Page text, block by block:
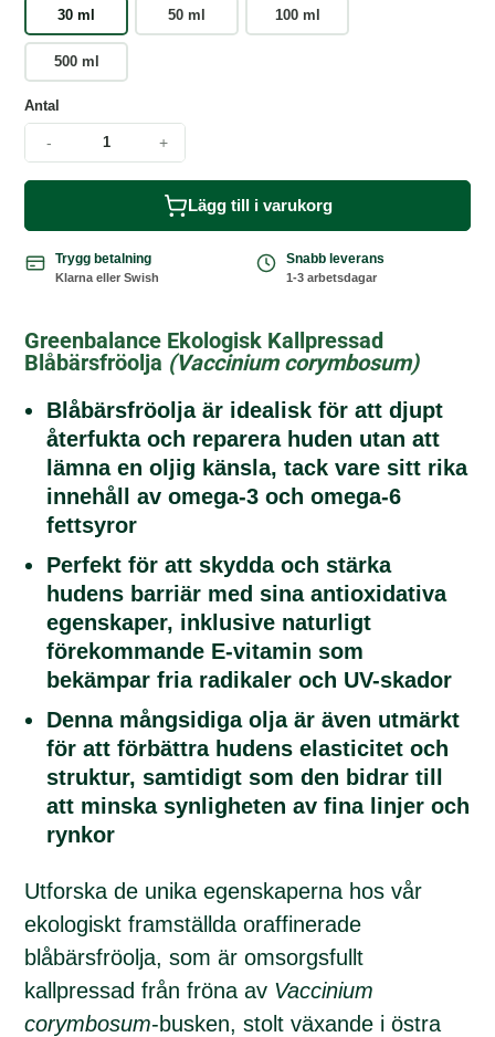
30 ml 50 ml 100 ml
500 ml
Antal
- +
Lägg till i varukorg
Trygg betalning
Klarna eller Swish
Snabb leverans
1-3 arbetsdagar
Greenbalance Ekologisk Kallpressad
Blåbärsfröolja (Vaccinium corymbosum)
Blåbärsfröolja är idealisk för att djupt
återfukta och reparera huden utan att
lämna en oljig känsla, tack vare sitt rika
innehåll av omega-3 och omega-6
fettsyror
Perfekt för att skydda och stärka
hudens barriär med sina antioxidativa
egenskaper, inklusive naturligt
förekommande E-vitamin som
bekämpar fria radikaler och UV-skador
Denna mångsidiga olja är även utmärkt
för att förbättra hudens elasticitet och
struktur, samtidigt som den bidrar till
att minska synligheten av fina linjer och
rynkor
Utforska de unika egenskaperna hos vår
ekologiskt framställda oraffinerade
blåbärsfröolja, som är omsorgsfullt
kallpressad från fröna av Vaccinium
corymbosum-busken, stolt växande i östra